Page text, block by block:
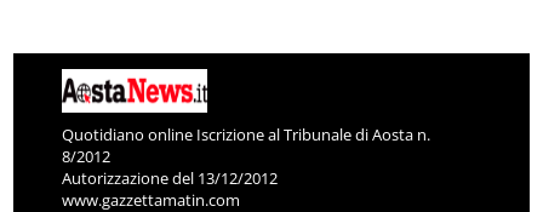
Quotidiano online Iscrizione al Tribunale di Aosta n.
8/2012
Autorizzazione del 13/12/2012
www.gazzettamatin.com